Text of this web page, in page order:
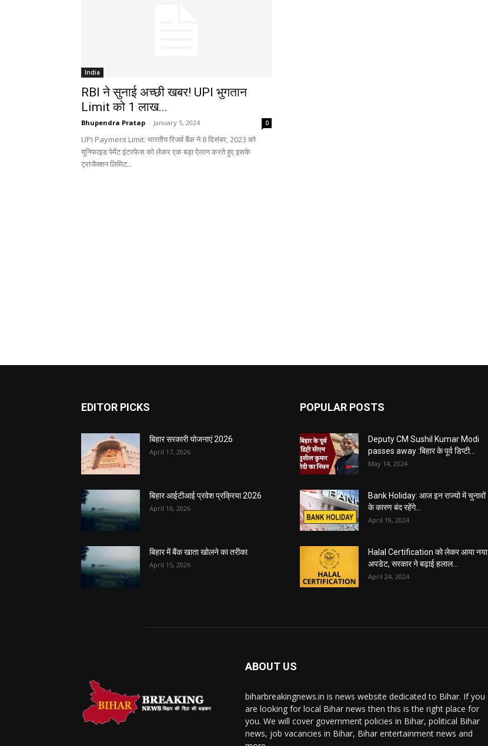
India
RBI ने सुनाई अच्छी खबर! UPI भुगतान
Limit को 1 लाख...
Bhupendra Pratap - January 5, 2024 0
UPI Payment Limit: भारतीय रिजर्व बैंक ने 8 दिसंबर, 2023 को
यूनिफाइड पेमेंट इंटरफेस को लेकर एक बड़ा ऐलान करते हुए इसके
ट्रांजैक्शन लिमिट...
EDITOR PICKS
बिहार सरकारी योजनाएं 2026
April 17, 2026
बिहार आईटीआई प्रवेश प्रक्रिया 2026
April 16, 2026
बिहार में बैंक खाता खोलने का तरीका
April 15, 2026
POPULAR POSTS
Deputy CM Sushil Kumar Modi
passes away :बिहार के पूर्व डिप्टी...
May 14, 2024
Bank Holiday: आज इन राज्यो में चुनावों
के कारण बंद रहेंगे...
April 19, 2024
Halal Certification को लेकर आया नया
अपडेट, सरकार ने बढ़ाई हलाल...
April 24, 2024
ABOUT US
biharbreakingnews.in is news website dedicated to Bihar. If you
are looking for local Bihar news then this is the right place for
you. We will cover government policies in Bihar, political Bihar
news, job vacancies in Bihar, Bihar entertainment news and